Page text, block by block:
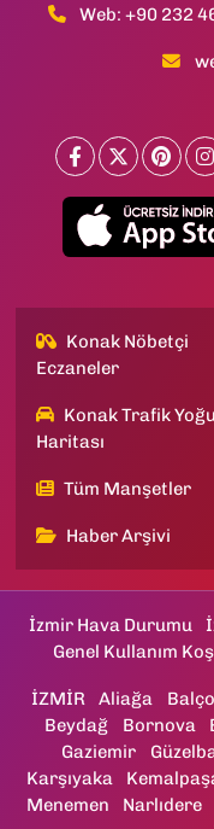
Web: +90 232
Konak Nöbetçi
Eczaneler
Konak Trafik
Haritası
Tüm Manşetler
Haber Arşivi
İzmir Hava Durumu
Genel Kullanım
İZMİR Aliağa
Beydağ
Bornova
Gaziemir
Karşıyaka
Menemen
Narlıdere